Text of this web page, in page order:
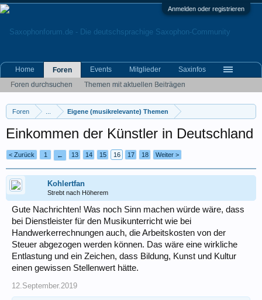
Anmelden oder registrieren
Foren Eigene (musikrelevante) Themen
Einkommen der Künstler in Deutschland
< Zurück 1 ← 13 14 15 16 17 18 Weiter >
Kohlertfan
Strebt nach Höherem
Gute Nachrichten! Was noch Sinn machen würde wäre, dass
bei Dienstleister für den Musikunterricht wie bei
Handwerkerrechnungen auch, die Arbeitskosten von der
Steuer abgezogen werden können. Das wäre eine wirkliche
Entlastung und ein Zeichen, dass Bildung, Kunst und Kultur
einen gewissen Stellenwert hätte.
12.September.2019
Home
Foren
Foren durchsuchen
Themen mit aktuellen Beiträgen
Events Mitglieder Saxinfos